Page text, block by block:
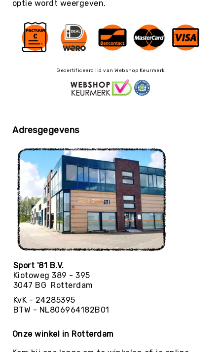
Skippyballen
Ballenpakketten
Sportballen
-
Pakketten
Speelballen
Pakketten
Balaccessoires
Ballentassen
&
netten
Ballenpompen
&
Naalden
Ballenwagens
Overig
EDUCATIE
Luchtgevulde
ballen
Pleinballen
Speciale
optie wordt weergeven.
Gecertificeerd lid van Webshop Keurmerk
Adresgegevens
Sport '81 B.V.
Kiotoweg 389 - 395
3047 BG Rotterdam
KvK - 24285395
BTW - NL806964182B01
Onze winkel in Rotterdam